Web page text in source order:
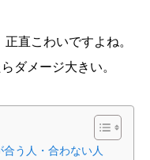
直こわいですよね。
ダメージ大きい。
う人・合わない人